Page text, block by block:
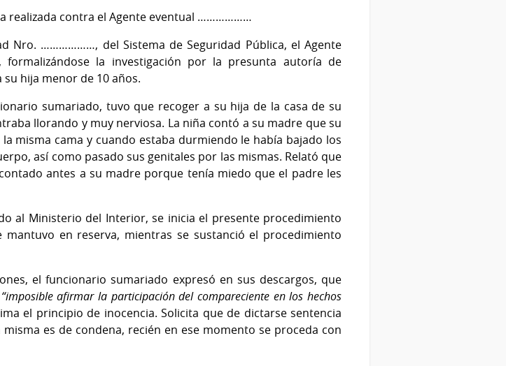
realizada contra el Agente eventual ………………
Nro. ………………, del Sistema de Seguridad Pública, el Agente
la investigación por la presunta autoría de
hija menor de 10 años.
sumariado, tuvo que recoger a su hija de la casa de su
llorando y muy nerviosa. La niña contó a su madre que su
misma cama y cuando estaba durmiendo le había bajado los
así como pasado sus genitales por las mismas. Relató que
antes a su madre porque tenía miedo que el padre les
al Ministerio del Interior, se inicia el presente procedimiento
en reserva, mientras se sustanció el procedimiento
el funcionario sumariado expresó en sus descargos, que
“imposible afirmar la participación del compareciente en los hechos
el principio de inocencia. Solicita que de dictarse sentencia
es de condena, recién en ese momento se proceda con